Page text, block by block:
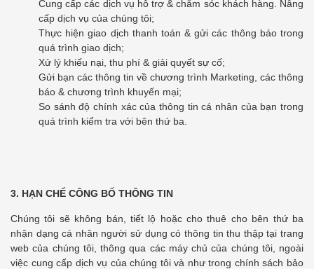
Cung cấp các dịch vụ hỗ trợ & chăm sóc khách hàng. Nâng
cấp dịch vụ của chúng tôi;
Thực hiện giao dịch thanh toán & gửi các thông báo trong
quá trình giao dịch;
Xử lý khiếu nại, thu phí & giải quyết sự cố;
Gửi bạn các thông tin về chương trình Marketing, các thông
báo & chương trình khuyến mại;
So sánh độ chính xác của thông tin cá nhân của bạn trong
quá trình kiểm tra với bên thứ ba.
3. HẠN CHẾ CÔNG BỐ THÔNG TIN
Chúng tôi sẽ không bán, tiết lộ hoặc cho thuê cho bên thứ ba
nhận dạng cá nhân người sử dụng có thông tin thu thập tại trang
web của chúng tôi, thông qua các máy chủ của chúng tôi, ngoài
việc cung cấp dịch vụ của chúng tôi và như trong chính sách bảo